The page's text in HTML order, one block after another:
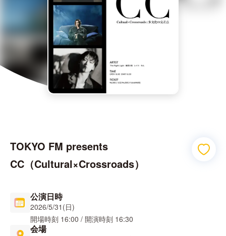
TOKYO FM presents
CC（Cultural×Crossroads）
公演日時
2026/5/31(日)
開場時刻 16:00 / 開演時刻 16:30
会場